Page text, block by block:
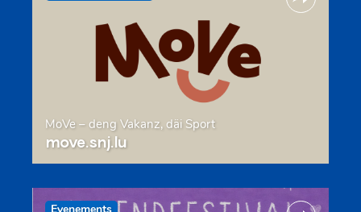
MoVe – deng Vakanz, däi Sport
move.snj.lu
Evenements